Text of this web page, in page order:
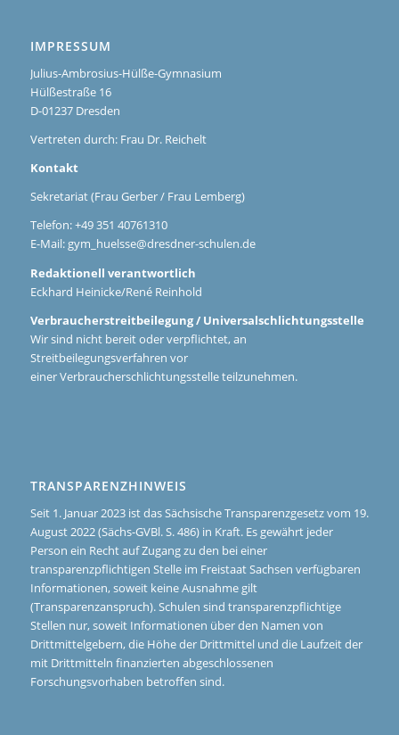
IMPRESSUM
Julius-Ambrosius-Hülße-Gymnasium
Hülßestraße 16
D-01237 Dresden
Vertreten durch: Frau Dr. Reichelt
Kontakt
Sekretariat (Frau Gerber / Frau Lemberg)
Telefon: +49 351 40761310
E-Mail: gym_huelsse@dresdner-schulen.de
Redaktionell verantwortlich
Eckhard Heinicke/René Reinhold
Verbraucherstreitbeilegung / Universalschlichtungsstelle
Wir sind nicht bereit oder verpflichtet, an
Streitbeilegungsverfahren vor
einer Verbraucherschlichtungsstelle teilzunehmen.
TRANSPARENZHINWEIS
Seit 1. Januar 2023 ist das Sächsische Transparenzgesetz vom 19.
August 2022 (Sächs-GVBl. S. 486) in Kraft. Es gewährt jeder
Person ein Recht auf Zugang zu den bei einer
transparenzpflichtigen Stelle im Freistaat Sachsen verfügbaren
Informationen, soweit keine Ausnahme gilt
(Transparenzanspruch). Schulen sind transparenzpflichtige
Stellen nur, soweit Informationen über den Namen von
Drittmittelgebern, die Höhe der Drittmittel und die Laufzeit der
mit Drittmitteln finanzierten abgeschlossenen
Forschungsvorhaben betroffen sind.